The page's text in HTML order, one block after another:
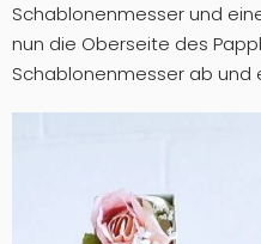
Schablonenmesser und
nun die Oberseite des
Schablonenmesser ab und